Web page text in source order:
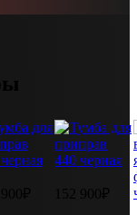
152 900₽